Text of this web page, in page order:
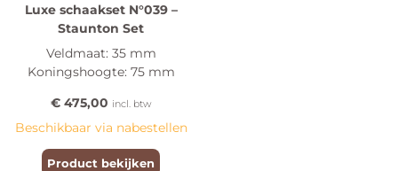
Luxe schaakset N°039 –
Staunton Set
Veldmaat: 35 mm
Koningshoogte: 75 mm
€ 475,00 incl. btw
Beschikbaar via nabestellen
Product bekijken